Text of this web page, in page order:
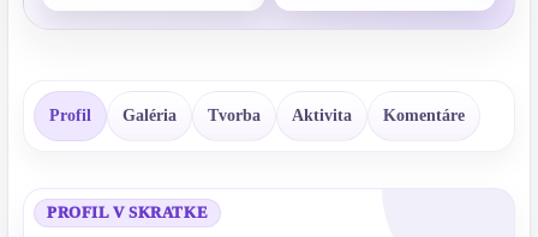
Profil Galéria Tvorba Aktivita Komentáre
PROFIL V SKRATKE